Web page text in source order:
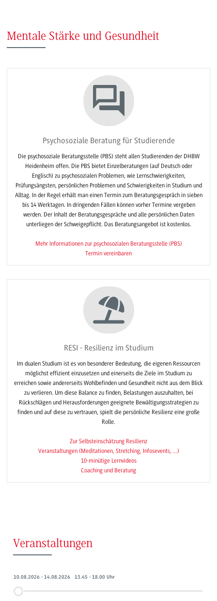
Mentale Stärke und Gesundheit
Psychosoziale Beratung für Studierende
Die psychosoziale Beratungsstelle (PBS) steht allen Studierenden der DHBW
Heidenheim offen. Die PBS bietet Einzelberatungen (auf Deutsch oder
Englisch) zu psychosozialen Problemen, wie Lernschwierigkeiten,
Prüfungsängsten, persönlichen Problemen und Schwierigkeiten in Studium und
Alltag. In der Regel erhält man einen Termin zum Beratungsgespräch in sieben
bis 14 Werktagen. In dringenden Fällen können vorher Termine vergeben
werden. Der Inhalt der Beratungsgespräche und alle persönlichen Daten
unterliegen der Schweigepflicht. Das Beratungsangebot ist kostenlos.
Mehr Informationen zur psychosozialen Beratungsstelle (PBS)
Termin vereinbaren
RESI - Resilienz im Studium
Im dualen Studium ist es von besonderer Bedeutung, die eigenen Ressourcen
möglichst effizient einzusetzen und einerseits die Ziele im Studium zu
erreichen sowie andererseits Wohlbefinden und Gesundheit nicht aus dem Blick
zu verlieren. Um diese Balance zu finden, Belastungen auszuhalten, bei
Rückschlägen und Herausforderungen geeignete Bewältigungsstrategien zu
finden und auf diese zu vertrauen, spielt die persönliche Resilienz eine große
Rolle.
Zur Selbsteinschätzung Resilienz
Veranstaltungen (Meditationen, Stretching, Infosevents, ...)
10-minütige Lernvideos
Coaching und Beratung
Veranstaltungen
10.08.2026 - 14.08.2026 13.45 - 18.00 Uhr